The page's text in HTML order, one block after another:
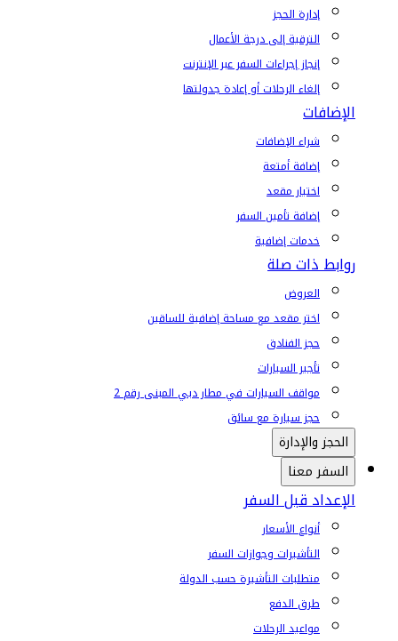
إدارة الحجز
الترقية إلى درجة الأعمال
إنجاز إجراءات السفر عبر الإنترنت
إلغاء الرحلات أو إعادة جدولتها
الإضافات
شراء الإضافات
إضافة أمتعة
اختيار مقعد
إضافة تأمين السفر
خدمات إضافية
روابط ذات صلة
العروض
اختر مقعد مع مساحة إضافية للساقين
حجز الفنادق
تأجير السيارات
مواقف السيارات في مطار دبي المبنى رقم 2
حجز سيارة مع سائق
الحجز والإدارة
السفر معنا
الإعداد قبل السفر
أنواع الأسعار
التأشيرات وجوازات السفر
متطلبات التأشيرة حسب الدولة
طرق الدفع
مواعيد الرحلات